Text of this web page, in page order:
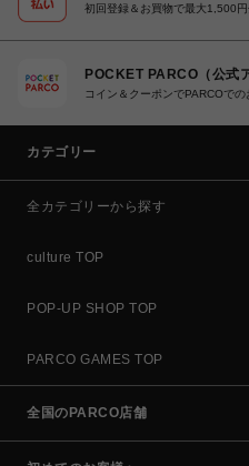
初回登録＆お買物で最大1,500
POCKET PARCO（公式
コイン＆クーポンでPARCOで
カテゴリー
全カテゴリーから探す
culture TOP
POP-UP SHOP TOP
PARCO GAMES TOP
全国のPARCO店舗